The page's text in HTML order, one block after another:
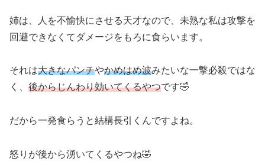
姉は、人を不愉快にさせる天才なので、未熟な私は攻撃を
回避できなくてダメージをもろに食らいます。
それは大きなパンチやかめはめ波みたいな一撃必殺ではな
く、 後からじんわり効いてくるやつです🤣
だから一発食らうと結構長引くんですよね。
怒りが後から湧いてくるやつね🤣